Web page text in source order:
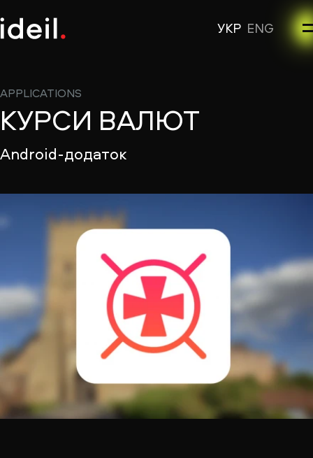
УКР ENG
APPLICATIONS
КУРСИ ВАЛЮТ
Android-додаток